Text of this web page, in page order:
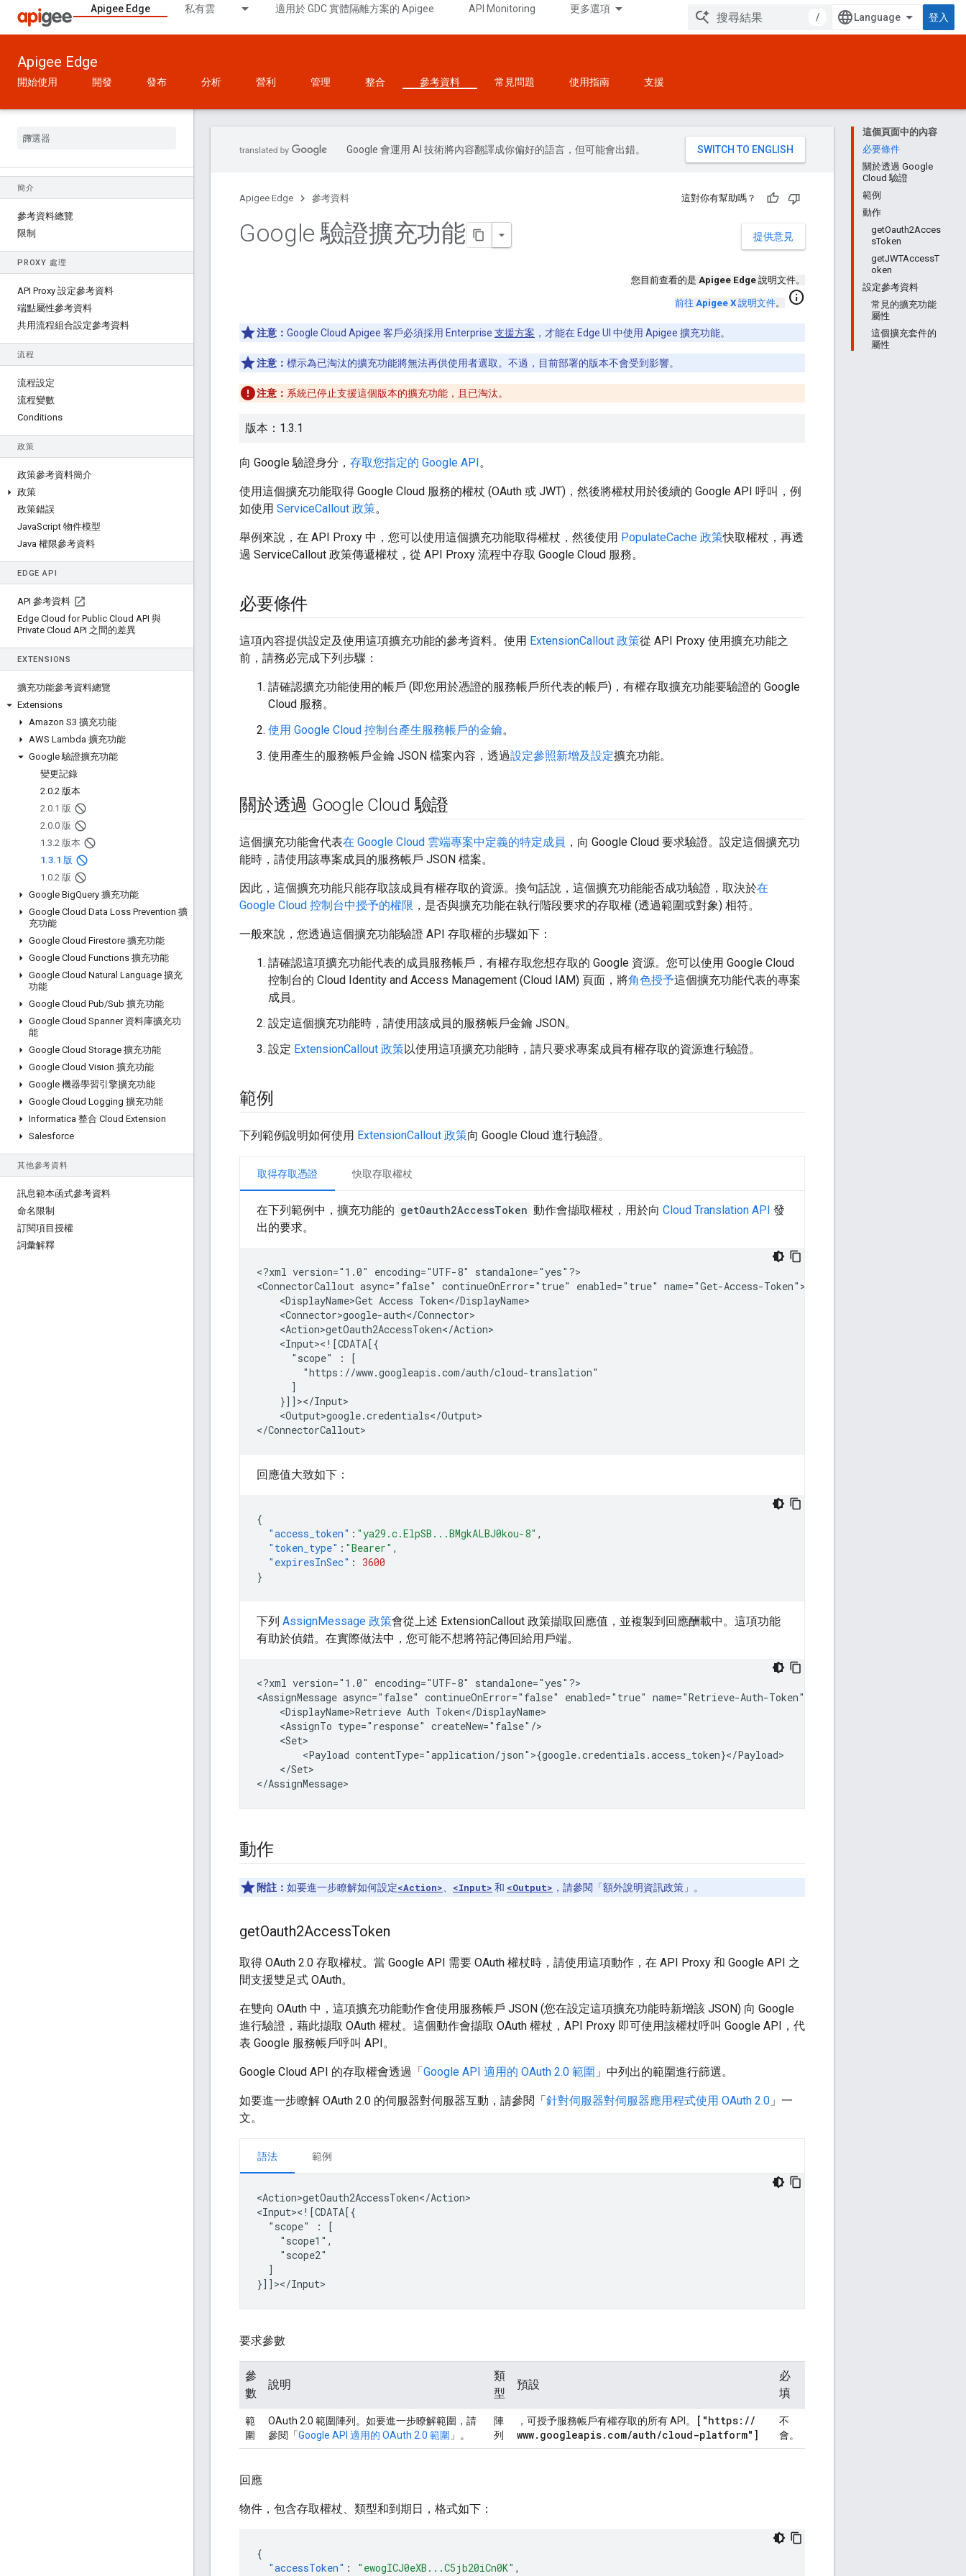
Apigee Edge 私有雲 適用於 GDC 實體隔離方案的 Apigee API Monitoring 更多選項
/ 登入
Apigee Edge
開始使用 開發 發布 分析 營利 管理 整合 參考資料 常見問題 使用指南 支援
簡介
參考資料總覽
限制
PROXY 處理
API Proxy 設定參考資料
端點屬性參考資料
共用流程組合設定參考資料
流程
流程設定
流程變數
Conditions
政策
政策參考資料簡介
政策
政策錯誤
JavaScript 物件模型
Java 權限參考資料
EDGE API
API 參考資料
Edge Cloud for Public Cloud API 與
Private Cloud API 之間的差異
EXTENSIONS
擴充功能參考資料總覽
Extensions
Amazon S3 擴充功能
AWS Lambda 擴充功能
Google 驗證擴充功能
變更記錄
2.0.2 版本
2.0.1 版
2.0.0 版
1 .3.2 版本
1.3.1 版
1 .0.2 版
Google BigQuery 擴充功能
Google Cloud Data Loss Prevention 擴
充功能
Google Cloud Firestore 擴充功能
Google Cloud Functions 擴充功能
Google Cloud Natural Language 擴充
功能
Google Cloud Pub/Sub 擴充功能
Google Cloud Spanner 資料庫擴充功
能
Google Cloud Storage 擴充功能
Google Cloud Vision 擴充功能
Google 機器學習引擎擴充功能
Google Cloud Logging 擴充功能
Informatica 整合 Cloud Extension
Salesforce
其他參考資料
訊息範本函式參考資料
命名限制
訂閱項目授權
詞彙解釋
這個頁面中的內容
必要條件
關於透過 Google
Cloud 驗證
範例
動作
getOauth2Acces
sToken
getJWTAccessT
oken
設定參考資料
常見的擴充功能
屬性
這個擴充套件的
屬性
Google 會運用 AI 技術將內容翻譯成你偏好的語言，但可能會出錯。
Apigee Edge 參考資料 這對你有幫助嗎？
提供意見
Google 驗證擴充功能
您目前查看的是 Apigee Edge 說明文件。
前往 Apigee X 說明文件。 info
注意： Google Cloud Apigee 客戶必須採用 Enterprise 支援方案 ，才能在 Edge UI 中使用 Apigee 擴充功能。
注意： 標示為已淘汰的擴充功能將無法再供使用者選取。不過，目前部署的版本不會受到影響。
注意： 系統已停止支援這個版本的擴充功能，且已淘汰。
版本：1.3.1
向 Google 驗證身分， 存取您指定的 Google API。
使用這個擴充功能取得 Google Cloud 服務的權杖 (OAuth 或 JWT)，然後將權杖用於後續的 Google API 呼叫，例
如使用 ServiceCallout 政策。
舉例來說，在 API Proxy 中，您可以使用這個擴充功能取得權杖，然後使用 PopulateCache 政策快取權杖，再透
過 ServiceCallout 政策傳遞權杖，從 API Proxy 流程中存取 Google Cloud 服務。
必要條件
這項內容提供設定及使用這項擴充功能的參考資料。使用 ExtensionCallout 政策從 API Proxy 使用擴充功能之
前，請務必完成下列步驟：
請確認擴充功能使用的帳戶 (即您用於憑證的服務帳戶所代表的帳戶)，有權存取擴充功能要驗證的 Google
Cloud 服務。
使用 Google Cloud 控制台產生服務帳戶的金鑰。
使用產生的服務帳戶金鑰 JSON 檔案內容，透過設定參照新增及設定擴充功能。
關於透過 Google Cloud 驗證
這個擴充功能會代表在 Google Cloud 雲端專案中定義的特定成員 ，向 Google Cloud 要求驗證。設定這個擴充功
能時，請使用該專案成員的服務帳戶 JSON 檔案。
因此，這個擴充功能只能存取該成員有權存取的資源。換句話說，這個擴充功能能否成功驗證，取決於在
Google Cloud 控制台中授予的權限 ，是否與擴充功能在執行階段要求的存取權 (透過範圍或對象) 相符。
一般來說，您透過這個擴充功能驗證 API 存取權的步驟如下：
請確認這項擴充功能代表的成員服務帳戶，有權存取您想存取的 Google 資源。您可以使用 Google Cloud
控制台的 Cloud Identity and Access Management (Cloud IAM) 頁面，將角色授予這個擴充功能代表的專案
成員。
設定這個擴充功能時，請使用該成員的服務帳戶金鑰 JSON。
設定 ExtensionCallout 政策以使用這項擴充功能時，請只要求專案成員有權存取的資源進行驗證。
範例
下列範例說明如何使用 ExtensionCallout 政策向 Google Cloud 進行驗證。
取得存取憑證 快取存取權杖
在下列範例中，擴充功能的 getOauth2AccessToken 動作會擷取權杖，用於向 Cloud Translation API 發
出的要求。
<?xml version="1.0" encoding="UTF-8"
standalone="yes"?>
<ConnectorCallout async="false" continueOnError="true" enabled="true"
<DisplayName>Get Access
"scope"
:
<Output>google.credentials</Output>
回應值大致如下：
{
"access_token" : "ya29.c.ElpSB...BMgkALBJ0kou-8" ,
"token_type" : "Bearer" ,
"expiresInSec" : 3600
}
下列 AssignMessage 政策會從上述 ExtensionCallout 政策擷取回應值，並複製到回應酬載中。這項功能
有助於偵錯。在實際做法中，您可能不想將符記傳回給用戶端。
<?xml version="1.0" encoding="UTF-8"
standalone="yes"?>
<AssignMessage async="false" continueOnError="false" enabled="true"
<DisplayName>Retrieve Auth
<AssignTo type="response"
<Payload
</Set>
動作
附註： 如要進一步瞭解如何設定<Action> <Input> 和 <Output> ，請參閱「額外說明資訊政策」。
getOauth2AccessToken
取得 OAuth 2.0 存取權杖。當 Google API 需要 OAuth 權杖時，請使用這項動作，在 API Proxy 和 Google API 之
間支援雙足式 OAuth。
在雙向 OAuth 中，這項擴充功能動作會使用服務帳戶 JSON (您在設定這項擴充功能時新增該 JSON) 向 Google
進行驗證，藉此擷取 OAuth 權杖。這個動作會擷取 OAuth 權杖，API Proxy 即可使用該權杖呼叫 Google API，代
表 Google 服務帳戶呼叫 API。
Google Cloud API 的存取權會透過「Google API 適用的 OAuth 2.0 範圍 」中列出的範圍進行篩選。
如要進一步瞭解 OAuth 2.0 的伺服器對伺服器互動，請參閱「針對伺服器對伺服器應用程式使用 OAuth 2.0 」一
文。
語法 範例
<Action>getOauth2AccessToken</Action>
"scope"
:
]
要求參數
參
數
說明
類
型
預設
必
填
範
圍
OAuth 2.0 範圍陣列。如要進一步瞭解範圍，請
參閱「Google API 適用的 OAuth 2.0 範圍 」。
陣
列
，可授予服務帳戶有權存取的所有 API。 ["https: //
www. googleapis. com/auth/cloud-platform"]
不
會。
回應
物件，包含存取權杖、類型和到期日，格式如下：
{
"accessToken" : "ewogICJ0eXB...C5jb20iCn0K" ,